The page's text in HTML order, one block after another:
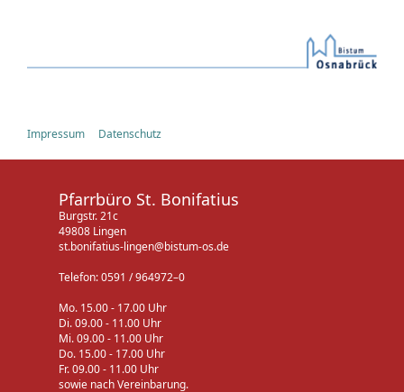
Impressum Datenschutz
Pfarrbüro St. Bonifatius
Burgstr. 21c
49808 Lingen
st.bonifatius-lingen@bistum-os.de
Telefon: 0591 / 964972–0
Mo. 15.00 - 17.00 Uhr
Di. 09.00 - 11.00 Uhr
Mi. 09.00 - 11.00 Uhr
Do. 15.00 - 17.00 Uhr
Fr. 09.00 - 11.00 Uhr
sowie nach Vereinbarung.